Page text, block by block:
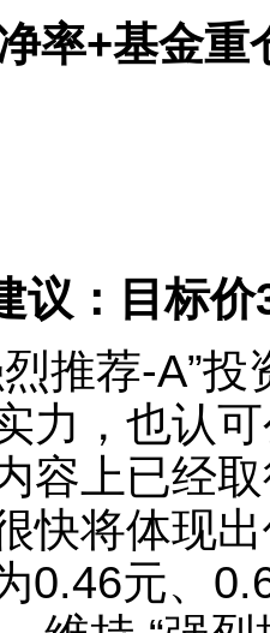
率+基金重
议：目标价
荐-A”投
力，也认
容上已经
快将体现
0.46元、